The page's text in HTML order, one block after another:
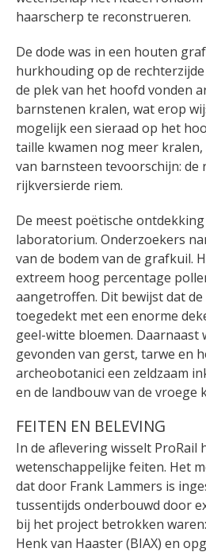
haarscherp te reconstrueren.
De dode was in een houten
hurkhouding op de
de plek van het hoofd vonden
barnstenen kralen, wat erop
mogelijk een sieraad op het
taille kwamen nog meer
van barnsteen tevoorschijn: de
rijkversierde riem.
De meest poëtische
laboratorium. Onderzoekers
van de bodem van de grafkuil.
extreem hoog percentage
aangetroffen. Dit bewijst dat
toegedekt met een enorme
geel-witte bloemen. Daarnaast
gevonden van gerst, tarwe en
archeobotanici een zeldzaam
en de landbouw van de vroege
FEITEN EN BELEVING
In de aflevering wisselt ProRail
wetenschappelijke feiten. Het
dat door Frank Lammers is
tussentijds onderbouwd door
bij het project betrokken
Henk van Haaster (BIAX) en